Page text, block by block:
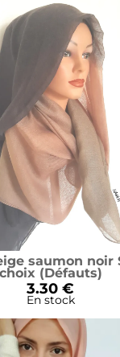
saumon noir
choix (Défauts)
3.30 €
En stock